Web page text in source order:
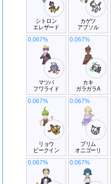
シトロン
エレザード
カゲツ
アブソル
マツバ
フワライド
0.067%
カキ
ガラガラA
0.067%
リョウ
ビークイン
0.067%
プリム
オニゴーリ
0.067%
0.067% 0.067%